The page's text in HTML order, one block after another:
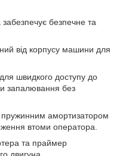
безпечне та
від корпусу машини для
швидкого доступу до
запалювання без
пружинним амортизатором
втоми оператора.
та праймер
двигуна.